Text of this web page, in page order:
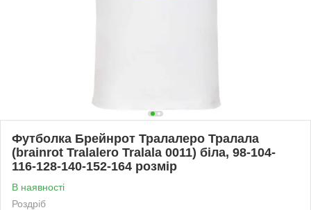
Футболка Брейнрот Тралалеро Тралала
(brainrot Tralalero Tralala 0011) біла, 98-104-
116-128-140-152-164 розмір
В наявності
Роздріб